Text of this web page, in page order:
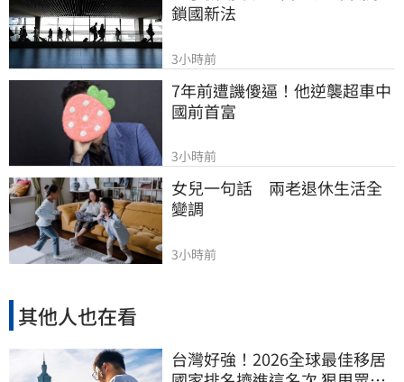
鎖國新法
3小時前
7年前遭譏傻逼！他逆襲超車中
國前首富
3小時前
女兒一句話　兩老退休生活全
變調
3小時前
其他人也在看
台灣好強！2026全球最佳移居